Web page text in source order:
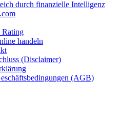
durch finanzielle Intelligenz
Rating
handeln
(Disclaimer)
(AGB)